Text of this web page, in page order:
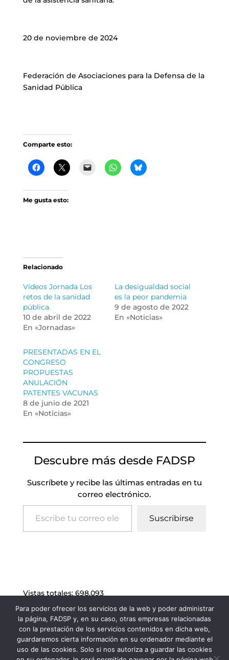
20 de noviembre de 2024
Federación de Asociaciones para la Defensa de la
Sanidad Pública
Comparte esto:
Me gusta esto:
Relacionado
Vídeos Jornada Los
retos de la sanidad
pública.
10 de abril de 2022
En «Jornadas»
La desigualdad social
es la peor pandemia
9 de agosto de 2022
En «Noticias»
PRESENTADAS EN EL
CONGRESO
PROPUESTAS
ANULACIÓN
PATENTES VACUNAS
8 de junio de 2021
En «Noticias»
Descubre más desde FADSP
Suscríbete y recibe las últimas entradas en tu
correo electrónico.
Escribe tu correo electrónico…
Suscribirse
Vistas totales: 698.093
Para poder ofrecer los servicios de la web y poder administrar
la página, FADSP y, en su caso, otras empresas relacionadas
con la prestación de los servicios contenidos en dicha web,
guardaremos cierta información en su ordenador mediante el
uso de las cookies. Solo si nos autoriza a guardar las cookies